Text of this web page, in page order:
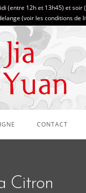
(entre 12h et 13h45) et soir
(voir les conditions de
CONTACT
Citron